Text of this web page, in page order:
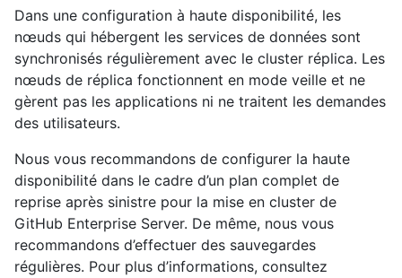
Dans une configuration à haute disponibilité, les
nœuds qui hébergent les services de données sont
synchronisés régulièrement avec le cluster réplica. Les
nœuds de réplica fonctionnent en mode veille et ne
gèrent pas les applications ni ne traitent les demandes
des utilisateurs.
Nous vous recommandons de configurer la haute
disponibilité dans le cadre d’un plan complet de
reprise après sinistre pour la mise en cluster de
GitHub Enterprise Server. De même, nous vous
recommandons d’effectuer des sauvegardes
régulières. Pour plus d’informations, consultez